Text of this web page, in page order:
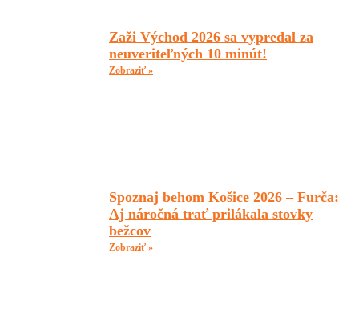
Zaži Východ 2026 sa vypredal za
neuveriteľných 10 minút!
Zobraziť »
Spoznaj behom Košice 2026 – Furča:
Aj náročná trať prilákala stovky
bežcov
Zobraziť »